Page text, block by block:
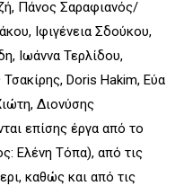
Πάνος Σαραφιανός/
Ιφιγένεια Σδούκου,
Ιωάννα Τερλίδου,
Doris Hakim, Εύα
Διονύσης
επίσης έργα από το
Ελένη Τόπα), από τις
καθώς και από τις